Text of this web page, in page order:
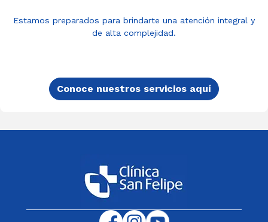
Estamos preparados para brindarte una atención integral y
de alta complejidad.
Conoce nuestros servicios aquí